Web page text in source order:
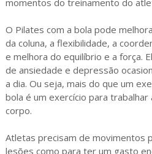
momentos do treinamento do
O Pilates com a bola pode
da coluna, a flexibilidade, a
e melhora do equilíbrio e a força.
de ansiedade e depressão
a dia. Ou seja, mais do que um
bola é um exercício para trabalhar
corpo.
Atletas precisam de movimentos
lesões como para ter um gasto